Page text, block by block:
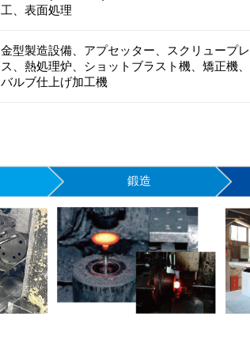
工、表面処理
金型製造設備、アプセッター、スクリュープレ
ス、熱処理炉、ショットブラスト機、矯正機、
バルブ仕上げ加工機
鍛造